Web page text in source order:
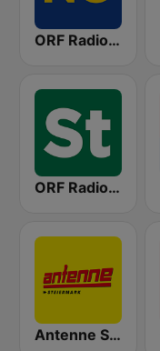
ORF Radio Niederösterreich
ORF Radio Steiermark
Antenne Steiermark